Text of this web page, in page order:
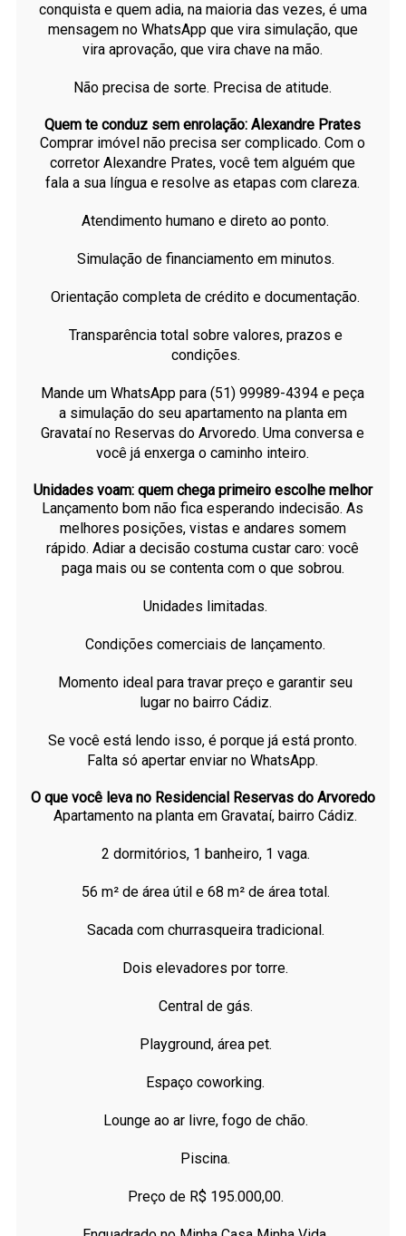
conquista e quem adia, na maioria das vezes, é uma
mensagem no WhatsApp que vira simulação, que
vira aprovação, que vira chave na mão.
Não precisa de sorte. Precisa de atitude.
Quem te conduz sem enrolação: Alexandre Prates
Comprar imóvel não precisa ser complicado. Com o
corretor Alexandre Prates, você tem alguém que
fala a sua língua e resolve as etapas com clareza.
Atendimento humano e direto ao ponto.
Simulação de financiamento em minutos.
Orientação completa de crédito e documentação.
Transparência total sobre valores, prazos e
condições.
Mande um WhatsApp para (51) 99989-4394 e peça
a simulação do seu apartamento na planta em
Gravataí no Reservas do Arvoredo. Uma conversa e
você já enxerga o caminho inteiro.
Unidades voam: quem chega primeiro escolhe melhor
Lançamento bom não fica esperando indecisão. As
melhores posições, vistas e andares somem
rápido. Adiar a decisão costuma custar caro: você
paga mais ou se contenta com o que sobrou.
Unidades limitadas.
Condições comerciais de lançamento.
Momento ideal para travar preço e garantir seu
lugar no bairro Cádiz.
Se você está lendo isso, é porque já está pronto.
Falta só apertar enviar no WhatsApp.
O que você leva no Residencial Reservas do Arvoredo
Apartamento na planta em Gravataí, bairro Cádiz.
2 dormitórios, 1 banheiro, 1 vaga.
56 m² de área útil e 68 m² de área total.
Sacada com churrasqueira tradicional.
Dois elevadores por torre.
Central de gás.
Playground, área pet.
Espaço coworking.
Lounge ao ar livre, fogo de chão.
Piscina.
Preço de R$ 195.000,00.